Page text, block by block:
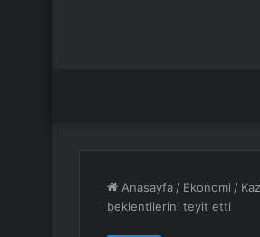
Anasayfa / Ekonomi /
beklentilerini teyit etti